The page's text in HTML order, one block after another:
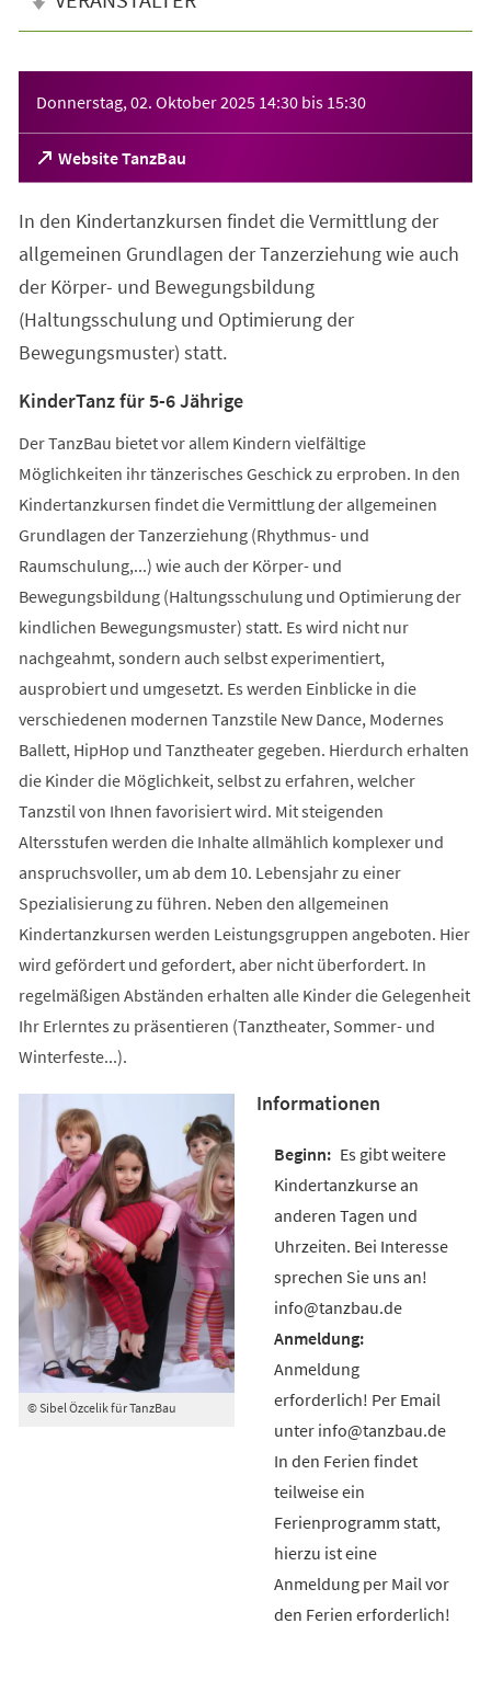
Donnerstag, 02. Oktober 2025 14:30 bis 15:30
Website TanzBau
(Öffnet
in
neuen
Tab)
In den Kindertanzkursen findet die Vermittlung der
allgemeinen Grundlagen der Tanzerziehung wie auch
der Körper- und Bewegungsbildung
(Haltungsschulung und Optimierung der
Bewegungsmuster) statt.
KinderTanz für 5-6 Jährige
Der TanzBau bietet vor allem Kindern vielfältige
Möglichkeiten ihr tänzerisches Geschick zu erproben. In den
Kindertanzkursen findet die Vermittlung der allgemeinen
Grundlagen der Tanzerziehung (Rhythmus- und
Raumschulung,...) wie auch der Körper- und
Bewegungsbildung (Haltungsschulung und Optimierung der
kindlichen Bewegungsmuster) statt. Es wird nicht nur
nachgeahmt, sondern auch selbst experimentiert,
ausprobiert und umgesetzt. Es werden Einblicke in die
verschiedenen modernen Tanzstile New Dance, Modernes
Ballett, HipHop und Tanztheater gegeben. Hierdurch erhalten
die Kinder die Möglichkeit, selbst zu erfahren, welcher
Tanzstil von Ihnen favorisiert wird. Mit steigenden
Altersstufen werden die Inhalte allmählich komplexer und
anspruchsvoller, um ab dem 10. Lebensjahr zu einer
Spezialisierung zu führen. Neben den allgemeinen
Kindertanzkursen werden Leistungsgruppen angeboten. Hier
wird gefördert und gefordert, aber nicht überfordert. In
regelmäßigen Abständen erhalten alle Kinder die Gelegenheit
Ihr Erlerntes zu präsentieren (Tanztheater, Sommer- und
Winterfeste...).
© Sibel Özcelik für TanzBau
Informationen
Es gibt weitere
Kindertanzkurse an
anderen Tagen und
Uhrzeiten. Bei Interesse
sprechen Sie uns an!
info@tanzbau.de
Anmeldung
erforderlich! Per Email
unter info@tanzbau.de
In den Ferien findet
teilweise ein
Ferienprogramm statt,
hierzu ist eine
Anmeldung per Mail vor
den Ferien erforderlich!